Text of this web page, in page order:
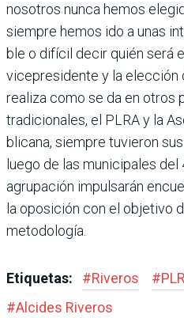
nosotros nunca hemos
siempre hemos ido a unas
ble o difícil decir quién será
vicepresidente y la elección
realiza como se da en otros
tradicionales, el PLRA y la
blicana, siempre tuvieron
luego de las municipales
agrupación impulsarán
la oposición con el objetivo
metodología.
Etiquetas: #Riveros #
#Alcides Riveros